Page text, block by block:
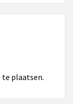
te plaatsen.